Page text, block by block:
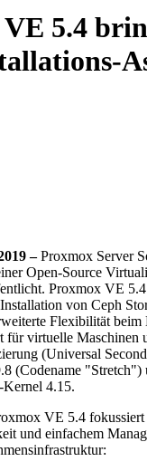
5.4
–Proxmox Server
Open-Source
Proxmox VE
von Ceph
Flexibilität
für virtuelle Maschinen
(Universal
(Codename "Stretch")
4.15.
VE 5.4
und einfachem